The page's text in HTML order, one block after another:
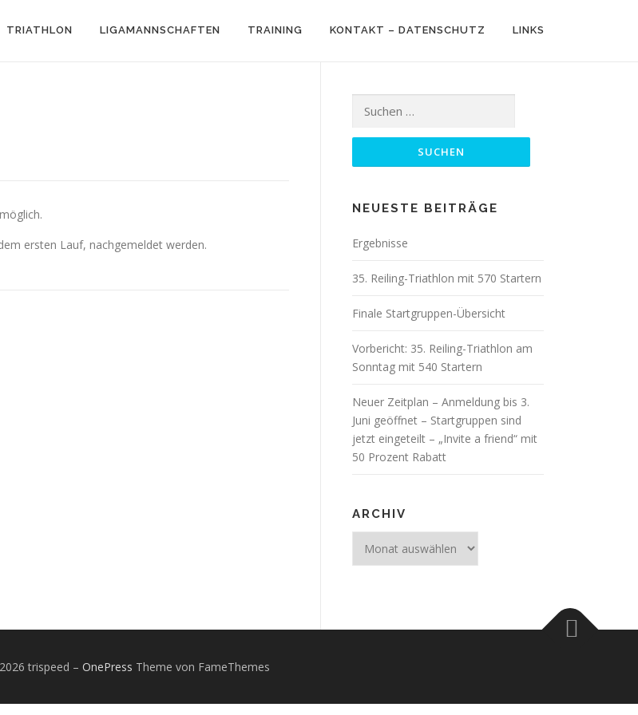
TRIATHLON LIGAMANNSCHAFTEN TRAINING KONTAKT – DATENSCHUTZ LINKS
ersten Lauf, nachgemeldet werden.
nach:
NEUESTE BEITRÄGE
Ergebnisse
35. Reiling-Triathlon mit 570 Startern
Finale Startgruppen-Übersicht
Vorbericht: 35. Reiling-Triathlon am
Sonntag mit 540 Startern
Neuer Zeitplan – Anmeldung bis 3.
Juni geöffnet – Startgruppen sind
jetzt eingeteilt – „Invite a friend“ mit
50 Prozent Rabatt
ARCHIV
trispeed – OnePress Theme von FameThemes